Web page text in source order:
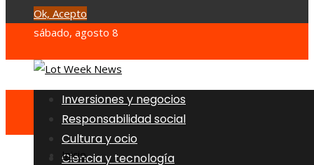
Ok, Acepto
sábado, agosto 8
Inversiones y negocios
Responsabilidad social
Cultura y ocio
Ciencia y tecnología
Inicio